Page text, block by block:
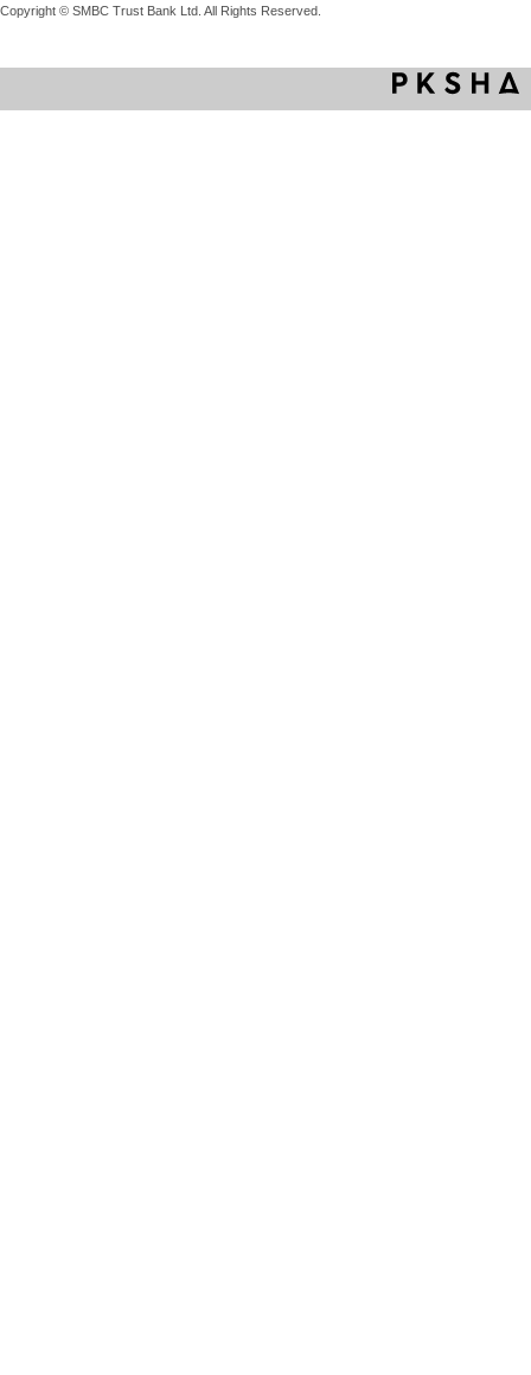
Copyright © SMBC Trust Bank Ltd. All Rights Reserved.